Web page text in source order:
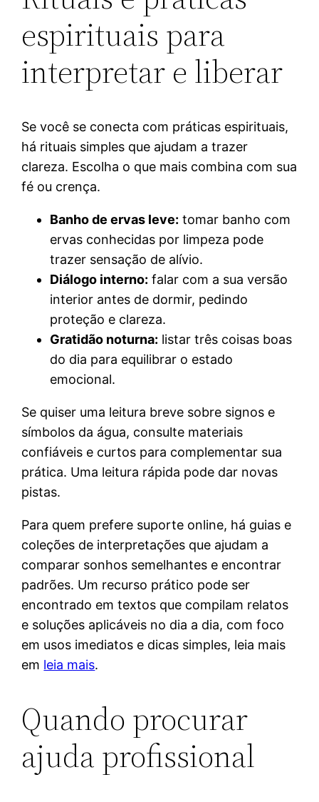
espirituais para
interpretar e liberar
Se você se conecta com práticas espirituais,
há rituais simples que ajudam a trazer
clareza. Escolha o que mais combina com sua
fé ou crença.
Banho de ervas leve: tomar banho com
ervas conhecidas por limpeza pode
trazer sensação de alívio.
Diálogo interno: falar com a sua versão
interior antes de dormir, pedindo
proteção e clareza.
Gratidão noturna: listar três coisas boas
do dia para equilibrar o estado
emocional.
Se quiser uma leitura breve sobre signos e
símbolos da água, consulte materiais
confiáveis e curtos para complementar sua
prática. Uma leitura rápida pode dar novas
pistas.
Para quem prefere suporte online, há guias e
coleções de interpretações que ajudam a
comparar sonhos semelhantes e encontrar
padrões. Um recurso prático pode ser
encontrado em textos que compilam relatos
e soluções aplicáveis no dia a dia, com foco
em usos imediatos e dicas simples, leia mais
em leia mais.
Quando procurar
ajuda profissional